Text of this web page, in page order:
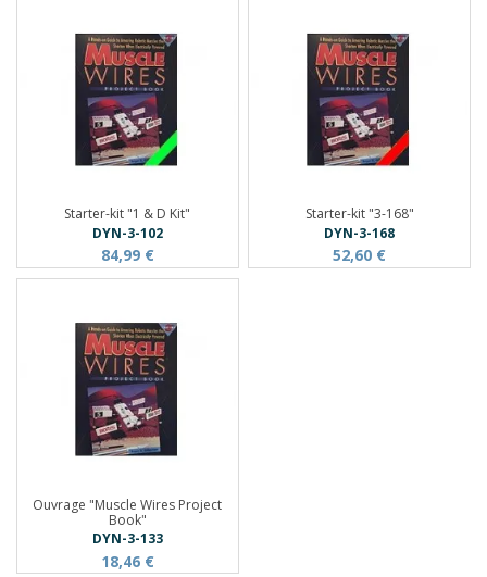
Starter-kit "1 & D Kit"
DYN-3-102
84,99 €
Starter-kit "3-168"
DYN-3-168
52,60 €
Ouvrage "Muscle Wires Project
Book"
DYN-3-133
18,46 €